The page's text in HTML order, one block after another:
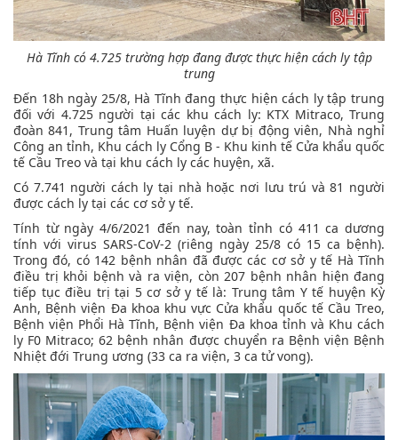
Hà Tĩnh có 4.725 trường hợp đang được thực hiện cách ly tập
trung
Đến 18h ngày 25/8, Hà Tĩnh đang thực hiện cách ly tập trung
đối với 4.725 người tại các khu cách ly: KTX Mitraco, Trung
đoàn 841, Trung tâm Huấn luyện dự bị động viên, Nhà nghỉ
Công an tỉnh, Khu cách ly Cổng B - Khu kinh tế Cửa khẩu quốc
tế Cầu Treo và tại khu cách ly các huyện, xã.
Có 7.741 người cách ly tại nhà hoặc nơi lưu trú và 81 người
được cách ly tại các cơ sở y tế.
Tính từ ngày 4/6/2021 đến nay, toàn tỉnh có 411 ca dương
tính với virus SARS-CoV-2 (riêng ngày 25/8 có 15 ca bệnh).
Trong đó, có 142 bệnh nhân đã được các cơ sở y tế Hà Tĩnh
điều trị khỏi bệnh và ra viện, còn 207 bệnh nhân hiện đang
tiếp tục điều trị tại 5 cơ sở y tế là: Trung tâm Y tế huyện Kỳ
Anh, Bệnh viện Đa khoa khu vực Cửa khẩu quốc tế Cầu Treo,
Bệnh viện Phổi Hà Tĩnh, Bệnh viện Đa khoa tỉnh và Khu cách
ly F0 Mitraco; 62 bệnh nhân được chuyển ra Bệnh viện Bệnh
Nhiệt đới Trung ương (33 ca ra viện, 3 ca tử vong).